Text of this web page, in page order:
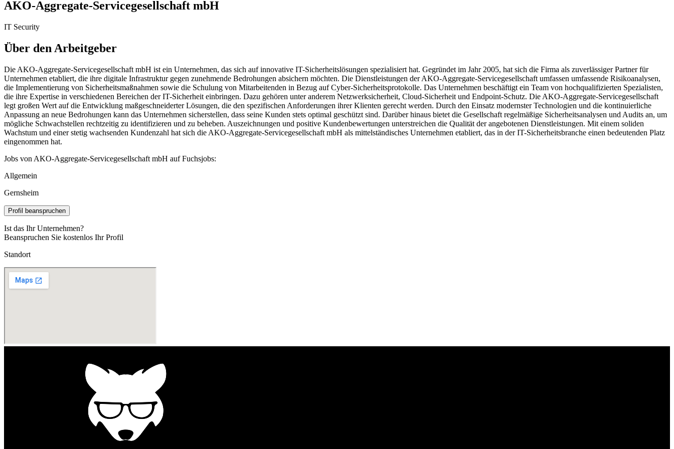
AKO-Aggregate-Servicegesellschaft mbH
IT Security
Über den Arbeitgeber
Die AKO-Aggregate-Servicegesellschaft mbH ist ein Unternehmen, das sich auf innovative IT-Sicherheitslösungen spezialisiert hat. Gegründet im Jahr 2005, hat sich die Firma als zuverlässiger Partner für
Unternehmen etabliert, die ihre digitale Infrastruktur gegen zunehmende Bedrohungen absichern möchten. Die Dienstleistungen der AKO-Aggregate-Servicegesellschaft umfassen umfassende Risikoanalysen,
die Implementierung von Sicherheitsmaßnahmen sowie die Schulung von Mitarbeitenden in Bezug auf Cyber-Sicherheitsprotokolle. Das Unternehmen beschäftigt ein Team von hochqualifizierten Spezialisten,
die ihre Expertise in verschiedenen Bereichen der IT-Sicherheit einbringen. Dazu gehören unter anderem Netzwerksicherheit, Cloud-Sicherheit und Endpoint-Schutz. Die AKO-Aggregate-Servicegesellschaft
legt großen Wert auf die Entwicklung maßgeschneiderter Lösungen, die den spezifischen Anforderungen ihrer Klienten gerecht werden. Durch den Einsatz modernster Technologien und die kontinuierliche
Anpassung an neue Bedrohungen kann das Unternehmen sicherstellen, dass seine Kunden stets optimal geschützt sind. Darüber hinaus bietet die Gesellschaft regelmäßige Sicherheitsanalysen und Audits an, um
mögliche Schwachstellen rechtzeitig zu identifizieren und zu beheben. Auszeichnungen und positive Kundenbewertungen unterstreichen die Qualität der angebotenen Dienstleistungen. Mit einem soliden
Wachstum und einer stetig wachsenden Kundenzahl hat sich die AKO-Aggregate-Servicegesellschaft mbH als mittelständisches Unternehmen etabliert, das in der IT-Sicherheitsbranche einen bedeutenden Platz
eingenommen hat.
Jobs von AKO-Aggregate-Servicegesellschaft mbH auf Fuchsjobs:
Allgemein
Gernsheim
Profil beanspruchen
Ist das Ihr Unternehmen?
Beanspruchen Sie kostenlos Ihr Profil
Standort